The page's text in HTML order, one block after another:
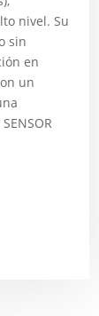
nivel. Su
sin
en
un